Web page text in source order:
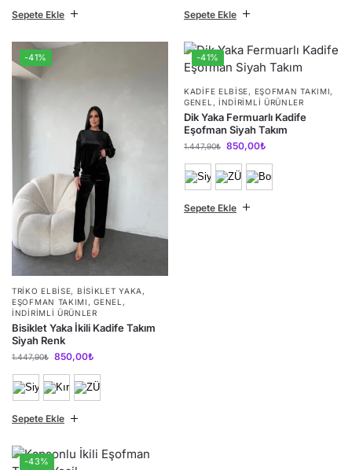
Sepete Ekle Sepete Ekle
-41%
TRIKO ELBISE, BİSİKLET YAKA ,
EŞOFMAN TAKIMI ,GENEL ,
İNDIRIMLI ÜRÜNLER
Bisiklet Yaka İkili Kadife Takım
Siyah Renk
1.447,90₺ 850,00₺
Sepete Ekle
-41%
KADIFE ELBISE, EŞOFMAN TAKIMI,
GENEL , İNDIRIMLI ÜRÜNLER
Dik Yaka Fermuarlı Kadife
Eşofman Siyah Takım
1.447,90₺ 850,00₺
Sepete Ekle
-43%